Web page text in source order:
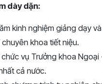
dày dặn:
kinh nghiệm giảng dạy
khoa tiết niệu.
vụ Trưởng khoa Ngoại
cả nước.